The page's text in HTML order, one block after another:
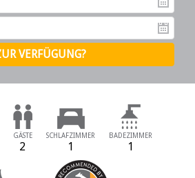
GÄSTE
2
SCHLAFZIMMER
1
BADEZIMMER
1